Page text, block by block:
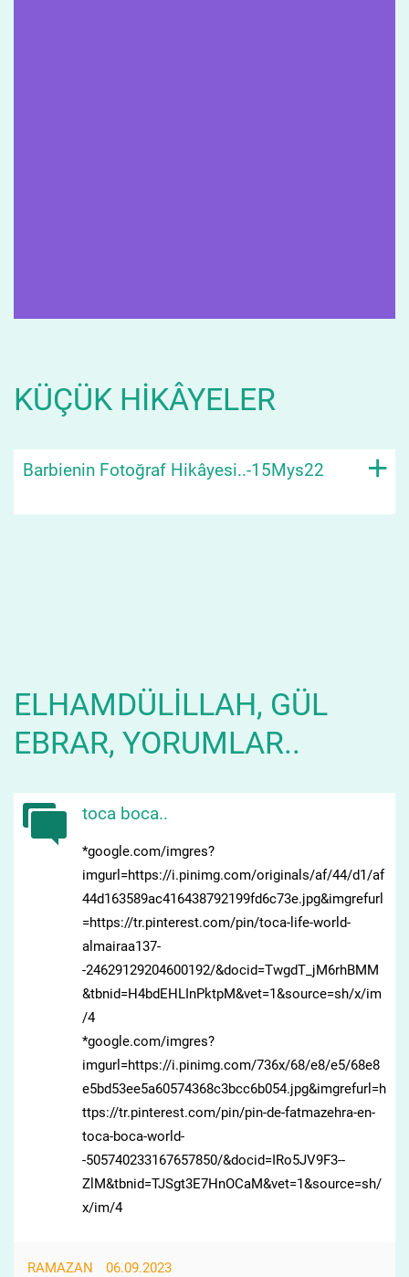
KÜÇÜK HIKÂYELER
Barbienin Fotoğraf Hikâyesi..-15Mys22 +
ELHAMDÜLILLAH, GÜL
EBRAR, YORUMLAR..
toca boca..
*google.com/imgres?
imgurl=https://i.pinimg.com/originals/af/44/d1/af
44d163589ac416438792199fd6c73e.jpg&imgrefurl
=https://tr.pinterest.com/pin/toca-life-world-
almairaa137-
-24629129204600192/&docid=TwgdT_jM6rhBMM
&tbnid=H4bdEHLInPktpM&vet=1&source=sh/x/im
/4
*google.com/imgres?
imgurl=https://i.pinimg.com/736x/68/e8/e5/68e8
e5bd53ee5a60574368c3bcc6b054.jpg&imgrefurl=h
ttps://tr.pinterest.com/pin/pin-de-fatmazehra-en-
toca-boca-world-
-505740233167657850/&docid=IRo5JV9F3--
ZlM&tbnid=TJSgt3E7HnOCaM&vet=1&source=sh/
x/im/4
RAMAZAN 06.09.2023